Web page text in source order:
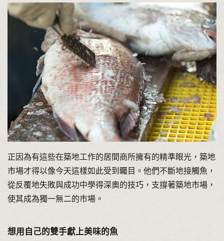
正因為有這些在築地工作的居間商所擁有的精準眼光，築地
市場才得以像今天這樣如此受到矚目。他們不斷地接觸魚，
從反覆地失敗與成功中學得深奧的技巧，支撐著築地市場，
使其成為獨一無二的市場。
想用自己的雙手獻上美味的魚